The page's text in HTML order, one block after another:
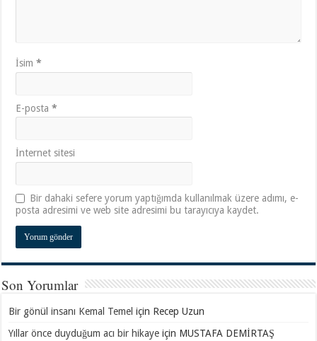
İsim*
E-posta*
İnternet sitesi
Bir dahaki sefere yorum yaptığımda kullanılmak üzere adımı, e-
posta adresimi ve web site adresimi bu tarayıcıya kaydet.
Son Yorumlar
Bir gönül insanı Kemal Temel için Recep Uzun
Yıllar önce duyduğum acı bir hikaye için MUSTAFA DEMİRTAŞ